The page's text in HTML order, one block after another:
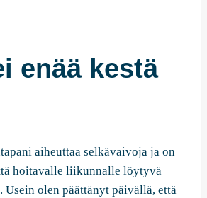
enää kestä
aiheuttaa selkävaivoja ja on
hoitavalle liikunnalle löytyvä
Usein olen päättänyt päivällä, että